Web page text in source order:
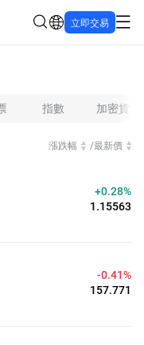
立即交易
指數 加密貨幣
漲跌幅 /最新價
+0.28%
1.15563
-0.41%
157.771